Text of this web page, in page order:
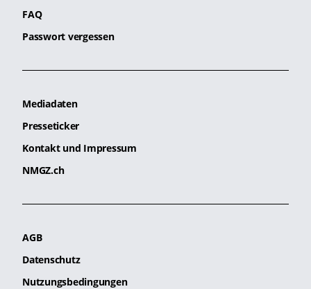
FAQ
Passwort vergessen
Mediadaten
Presseticker
Kontakt und Impressum
NMGZ.ch
AGB
Datenschutz
Nutzungsbedingungen